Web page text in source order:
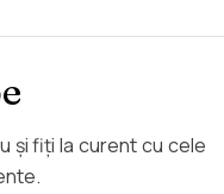
și fiți la curent cu cele